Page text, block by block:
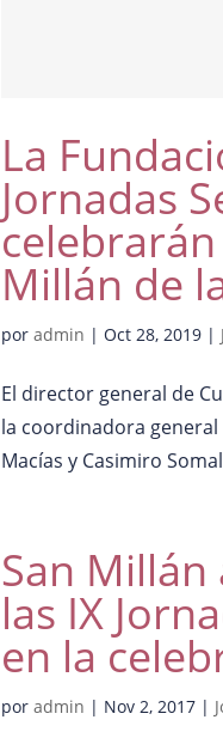
La
Jornadas
Millán de
poradmin |Oct 28, 2019 |
El director general de
la coordinadora general
Macías y Casimiro
San
las IX
en la
poradmin | Nov 2, 2017 |